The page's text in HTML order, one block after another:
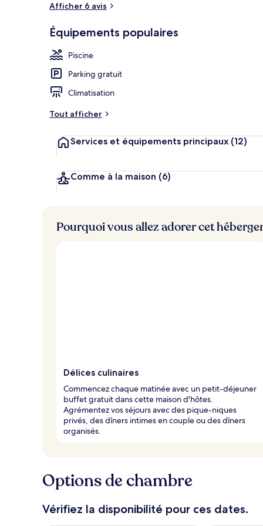
Afficher 6 avis
Équipements populaires
Piscine
Parking gratuit
Climatisation
Tout afficher
Services et équipements principaux (12)
Comme à la maison (6)
Pourquoi vous allez adorer cet
Délices culinaires
Commencez chaque matinée avec un petit-déjeuner
buffet gratuit dans cette maison d'hôtes.
Agrémentez vos séjours avec des pique-niques
privés, des dîners intimes en couple ou des dîners
organisés.
Options de chambre
Vérifiez la disponibilité pour ces dates.